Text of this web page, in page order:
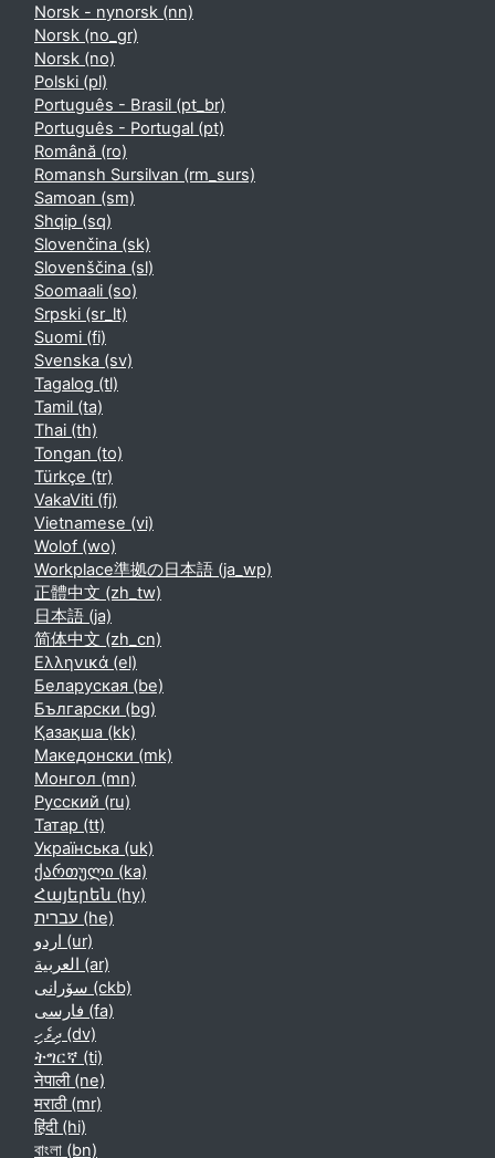
Norsk - nynorsk ‎(nn)‎
Norsk ‎(no_gr)‎
Norsk ‎(no)‎
Polski ‎(pl)‎
Português - Brasil ‎(pt_br)‎
Português - Portugal ‎(pt)‎
Română ‎(ro)‎
Romansh Sursilvan ‎(rm_surs)‎
Samoan ‎(sm)‎
Shqip ‎(sq)‎
Slovenčina ‎(sk)‎
Slovenščina ‎(sl)‎
Soomaali ‎(so)‎
Srpski ‎(sr_lt)‎
Suomi ‎(fi)‎
Svenska ‎(sv)‎
Tagalog ‎(tl)‎
Tamil ‎(ta)‎
Thai ‎(th)‎
Tongan ‎(to)‎
Türkçe ‎(tr)‎
VakaViti ‎(fj)‎
Vietnamese ‎(vi)‎
Wolof ‎(wo)‎
Workplace準拠の日本語 ‎(ja_wp)‎
正體中文 ‎(zh_tw)‎
日本語 ‎(ja)‎
简体中文 ‎(zh_cn)‎
Ελληνικά ‎(el)‎
Беларуская ‎(be)‎
Български ‎(bg)‎
Қазақша ‎(kk)‎
Македонски ‎(mk)‎
Монгол ‎(mn)‎
Русский ‎(ru)‎
Татар ‎(tt)‎
Українська ‎(uk)‎
ქართული ‎(ka)‎
Հայերեն ‎(hy)‎
עברית ‎(he)‎
اردو ‎(ur)‎
العربية ‎(ar)‎
سۆرانی ‎(ckb)‎
فارسی ‎(fa)‎
ދިވެހި ‎(dv)‎
ትግርኛ ‎(ti)‎
नेपाली ‎(ne)‎
मराठी ‎(mr)‎
हिंदी ‎(hi)‎
বাংলা ‎(bn)‎